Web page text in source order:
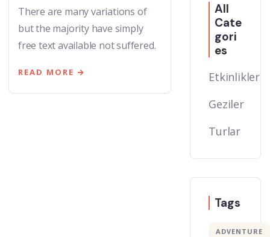
There are many variations of
but the majority have simply
free text available not suffered.
READ MORE
All
Cate
gori
es
Etkinlikler
Geziler
Turlar
Tags
ADVENTURE